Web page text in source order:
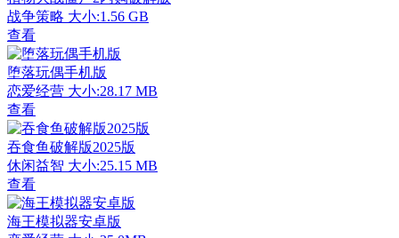
战争策略 大小:1.56 GB
查看
堕落玩偶手机版
恋爱经营 大小:28.17 MB
查看
吞食鱼破解版2025版
休闲益智 大小:25.15 MB
查看
海王模拟器安卓版